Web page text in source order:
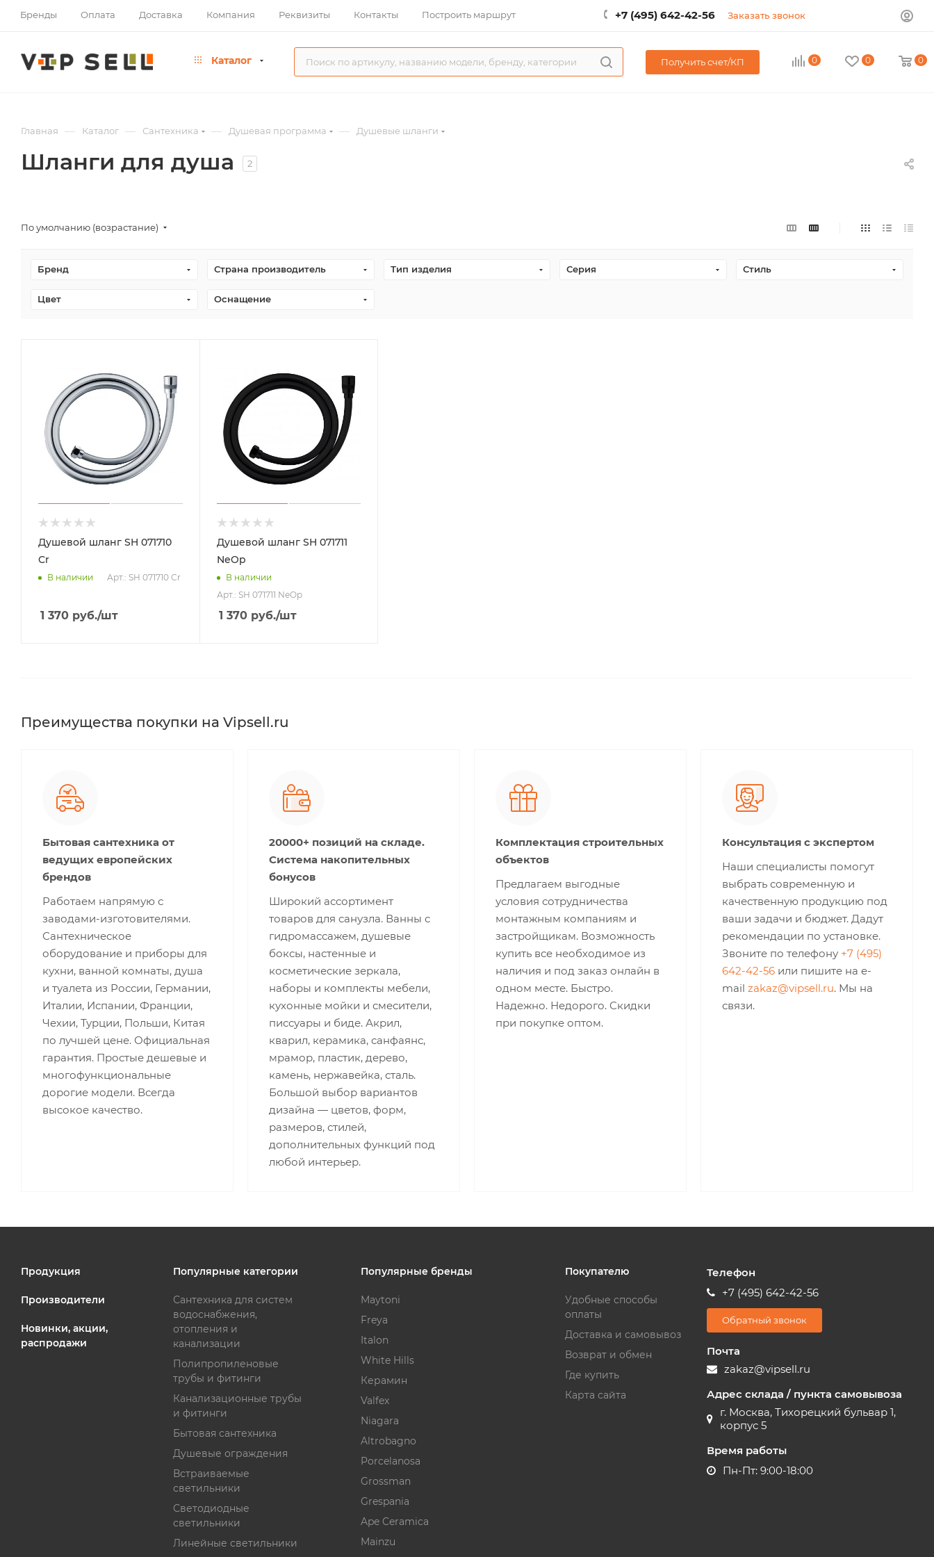
Бренды Оплата Доставка Компания Реквизиты Контакты Построить маршрут +7 (495) 642-42-56 Заказать звонок
Каталог Получить счет/КП 0 0 0
Главная — Каталог — Сантехника — Душевая программа — Душевые шланги
Шланги для душа 2
По умолчанию (возрастание)
Бренд Страна производитель Тип изделия Серия Стиль
Цвет Оснащение
Душевой шланг SH 071710
Cr
В наличии Арт.: SH 071710 Cr
1 370 руб./шт
Душевой шланг SH 071711
NeOp
В наличии
Арт.: SH 071711 NeOp
1 370руб./шт
Преимущества покупки на Vipsell.ru
Бытовая сантехника от
ведущих европейских
брендов
Работаем напрямую с
заводами-изготовителями.
Сантехническое
оборудование и приборы для
кухни, ванной комнаты, душа
и туалета из России, Германии,
Италии, Испании, Франции,
Чехии, Турции, Польши, Китая
по лучшей цене. Официальная
гарантия. Простые дешевые и
многофункциональные
дорогие модели. Всегда
высокое качество.
20000+ позиций на складе.
Система накопительных
бонусов
Широкий ассортимент
товаров для санузла. Ванны с
гидромассажем, душевые
боксы, настенные и
косметические зеркала,
наборы и комплекты мебели,
кухонные мойки и смесители,
писсуары и биде. Акрил,
кварил, керамика, санфаянс,
мрамор, пластик, дерево,
камень, нержавейка, сталь.
Большой выбор вариантов
дизайна — цветов, форм,
размеров, стилей,
дополнительных функций под
любой интерьер.
Комплектация строительных
объектов
Предлагаем выгодные
условия сотрудничества
монтажным компаниям и
застройщикам. Возможность
купить все необходимое из
наличия и под заказ онлайн в
одном месте. Быстро.
Надежно. Недорого. Скидки
при покупке оптом.
Консультация с экспертом
Наши специалисты помогут
выбрать современную и
качественную продукцию под
ваши задачи и бюджет. Дадут
рекомендации по установке.
Звоните по телефону +7 (495)
642-42-56 или пишите на e-
mail zakaz@vipsell.ru. Мы на
связи.
Продукция
Производители
Новинки, акции,
распродажи
Популярные категории
Сантехника для систем
водоснабжения,
отопления и
канализации
Полипропиленовые
трубы и фитинги
Канализационные трубы
и фитинги
Бытовая сантехника
Душевые ограждения
Встраиваемые
светильники
Светодиодные
светильники
Линейные светильники
Популярные бренды
Maytoni
Freya
Italon
White Hills
Керамин
Valfex
Niagara
Altrobagno
Porcelanosa
Grossman
Grespania
Ape Ceramica
Mainzu
Покупателю
Удобные способы
оплаты
Доставка и самовывоз
Возврат и обмен
Где купить
Карта сайта
Телефон
+7 (495) 642-42-56
Обратный звонок
Почта
zakaz@vipsell.ru
Адрес склада / пункта самовывоза
г. Москва, Тихорецкий бульвар 1,
корпус 5
Время работы
Пн-Пт: 9:00-18:00